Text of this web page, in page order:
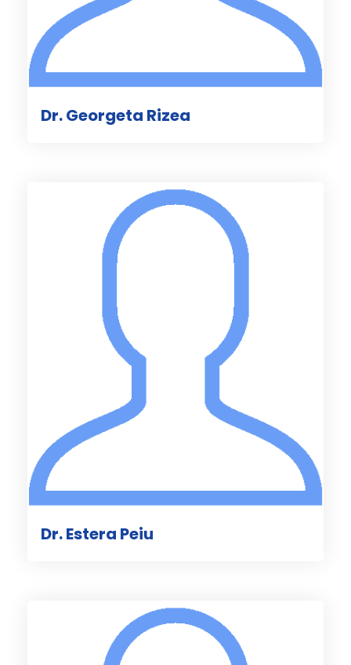
Dr. Georgeta Rizea
Dr. Estera Peiu